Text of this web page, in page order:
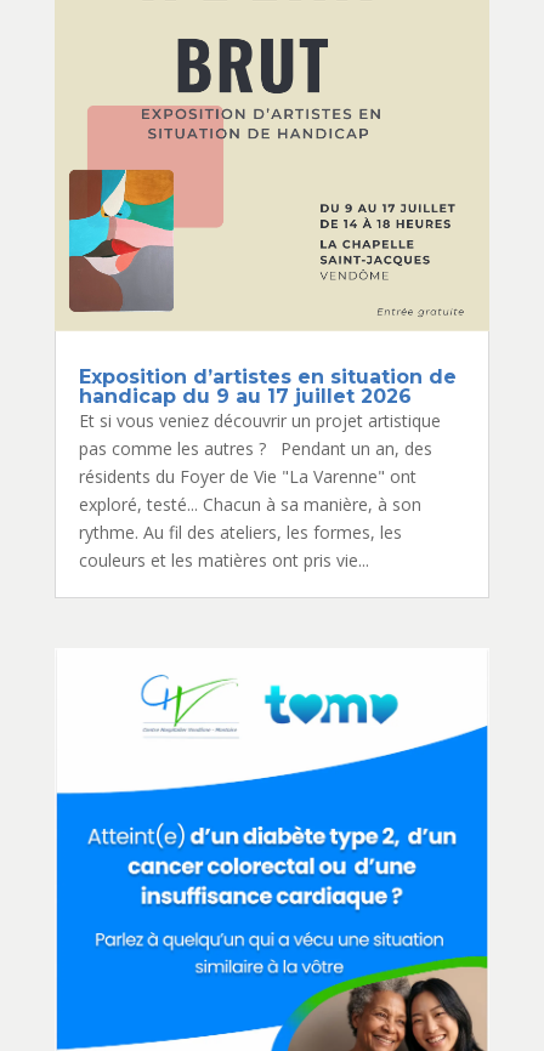
Exposition d’artistes en situation de
handicap du 9 au 17 juillet 2026
Et si vous veniez découvrir un projet artistique
pas comme les autres ? Pendant un an, des
résidents du Foyer de Vie "La Varenne" ont
exploré, testé... Chacun à sa manière, à son
rythme. Au fil des ateliers, les formes, les
couleurs et les matières ont pris vie...